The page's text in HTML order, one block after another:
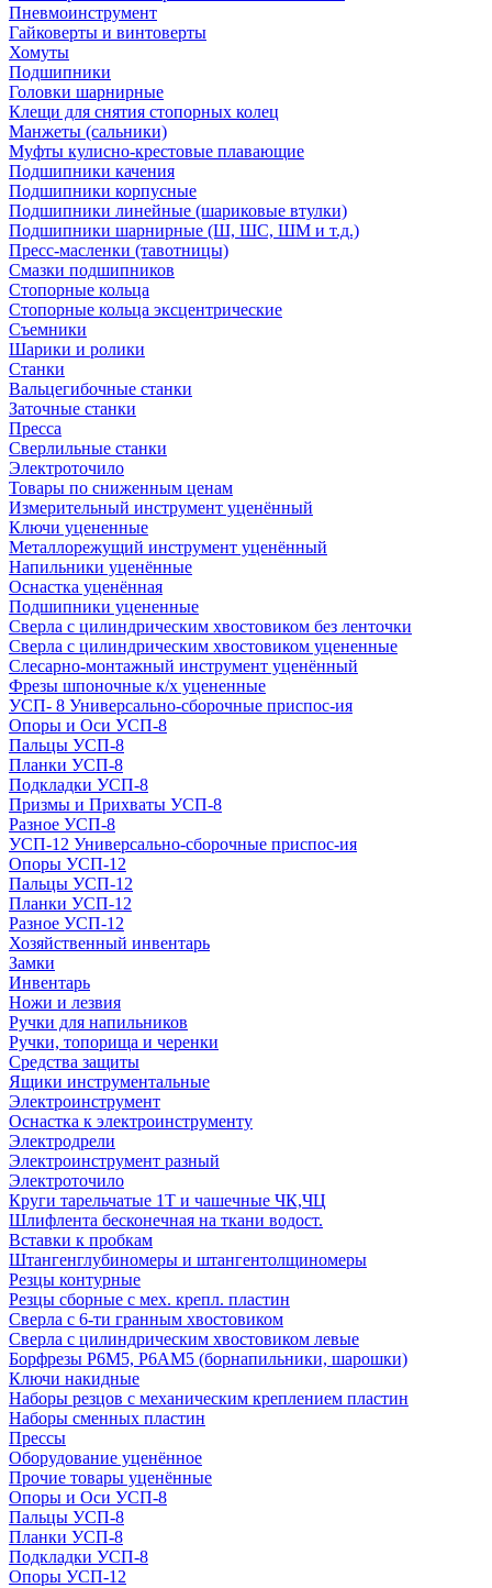
Пневмоинструмент
Гайковерты и винтоверты
Хомуты
Подшипники
Головки шарнирные
Клещи для снятия стопорных колец
Манжеты (сальники)
Муфты кулисно-крестовые плавающие
Подшипники качения
Подшипники корпусные
Подшипники линейные (шариковые втулки)
Подшипники шарнирные (Ш, ШС, ШМ и т.д.)
Пресс-масленки (тавотницы)
Смазки подшипников
Стопорные кольца
Стопорные кольца эксцентрические
Съемники
Шарики и ролики
Станки
Вальцегибочные станки
Заточные станки
Пресса
Сверлильные станки
Электроточило
Товары по сниженным ценам
Измерительный инструмент уценённый
Ключи уцененные
Металлорежущий инструмент уценённый
Напильники уценённые
Оснастка уценённая
Подшипники уцененные
Сверла с цилиндрическим хвостовиком без ленточки
Сверла с цилиндрическим хвостовиком уцененные
Слесарно-монтажный инструмент уценённый
Фрезы шпоночные к/х уцененные
УСП- 8 Универсально-сборочные приспос-ия
Опоры и Оси УСП-8
Пальцы УСП-8
Планки УСП-8
Подкладки УСП-8
Призмы и Прихваты УСП-8
Разное УСП-8
УСП-12 Универсально-сборочные приспос-ия
Опоры УСП-12
Пальцы УСП-12
Планки УСП-12
Разное УСП-12
Хозяйственный инвентарь
Замки
Инвентарь
Ножи и лезвия
Ручки для напильников
Ручки, топорища и черенки
Средства защиты
Ящики инструментальные
Электроинструмент
Оснастка к электроинструменту
Электродрели
Электроинструмент разный
Электроточило
Круги тарельчатые 1Т и чашечные ЧК,ЧЦ
Шлифлента бесконечная на ткани водост.
Вставки к пробкам
Штангенглубиномеры и штангентолщиномеры
Резцы контурные
Резцы сборные с мех. крепл. пластин
Сверла с 6-ти гранным хвостовиком
Сверла с цилиндрическим хвостовиком левые
Борфрезы Р6М5, Р6АМ5 (борнапильники, шарошки)
Ключи накидные
Наборы резцов с механическим креплением пластин
Наборы сменных пластин
Прессы
Оборудование уценённое
Прочие товары уценённые
Опоры и Оси УСП-8
Пальцы УСП-8
Планки УСП-8
Подкладки УСП-8
Опоры УСП-12